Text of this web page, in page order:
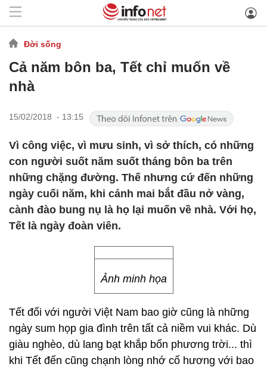
Đời sống
Cả năm bôn ba, Tết chỉ muốn về
nhà
15/02/2018 - 13:15
Vì công việc, vì mưu sinh, vì sở thích, có những
con người suốt năm suốt tháng bôn ba trên
những chặng đường. Thế nhưng cứ đến những
ngày cuối năm, khi cánh mai bắt đầu nở vàng,
cành đào bung nụ là họ lại muốn về nhà. Với họ,
Tết là ngày đoàn viên.
Ảnh minh họa
Tết đối với người Việt Nam bao giờ cũng là những
ngày sum họp gia đình trên tất cả niềm vui khác. Dù
giàu nghèo, dù lang bạt khắp bốn phương trời... thì
khi Tết đến cũng chạnh lòng nhớ cố hương với bao